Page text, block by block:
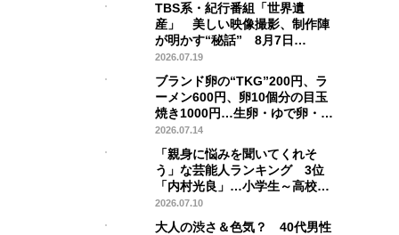
TBS系・紀行番組「世界遺
産」 美しい映像撮影、制作陣
が明かす“秘話” 8月7日
YouTubeライブ配信
2026.07.19
ブランド卵の“TKG”200円、ラ
ーメン600円、卵10個分の目玉
焼き1000円…生卵・ゆで卵・卵
スープ食べ放題 「オモウマい
店」SP登場
2026.07.14
「親身に悩みを聞いてくれそ
う」な芸能人ランキング 3位
「内村光良」…小学生～高校生
の保護者300人超が選んだ2位＆
1位は？
2026.07.10
大人の渋さ＆色気？ 40代男性